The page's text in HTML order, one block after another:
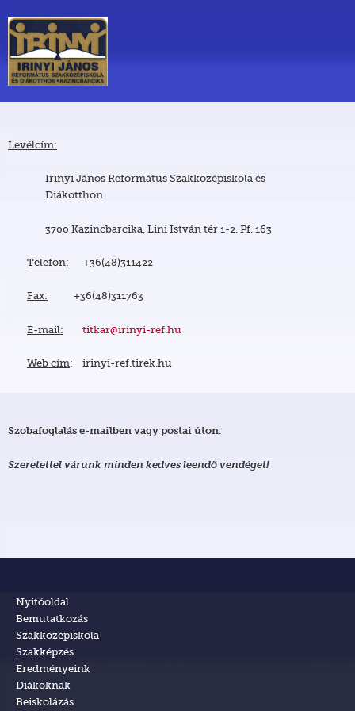
Levélcím:
Irinyi János Református Szakközépiskola és
Diákotthon
3700 Kazincbarcika, Lini István tér 1-2. Pf. 163
Telefon: +36(48)311422
Fax: +36(48)311763
E-mail: titkar@irinyi-ref.hu
Web cím: irinyi-ref.tirek.hu
Szobafoglalás e-mailben vagy postai úton.
Szeretettel várunk minden kedves leendõ vendéget!
Nyitóoldal
Bemutatkozás
Szakközépiskola
Szakképzés
Eredményeink
Diákoknak
Beiskolázás